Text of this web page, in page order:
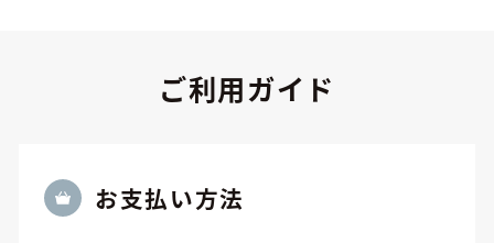
ご利用ガイド
お⽀払い方法